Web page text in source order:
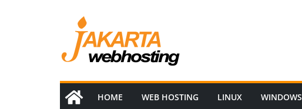
HOME WEB HOSTING LINUX WINDOWS